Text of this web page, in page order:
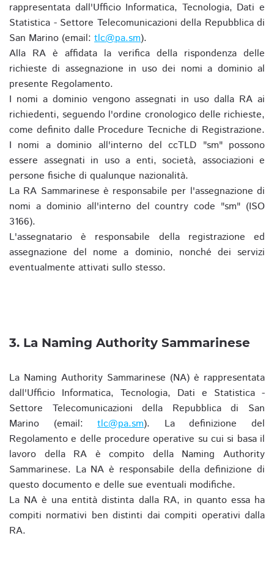
rappresentata dall'Ufficio Informatica, Tecnologia, Dati e
Statistica - Settore Telecomunicazioni della Repubblica di
San Marino (email: tlc@pa.sm).
Alla RA è affidata la verifica della rispondenza delle
richieste di assegnazione in uso dei nomi a dominio al
presente Regolamento.
I nomi a dominio vengono assegnati in uso dalla RA ai
richiedenti, seguendo l'ordine cronologico delle richieste,
come definito dalle Procedure Tecniche di Registrazione.
I nomi a dominio all'interno del ccTLD "sm" possono
essere assegnati in uso a enti, società, associazioni e
persone fisiche di qualunque nazionalità.
La RA Sammarinese è responsabile per l'assegnazione di
nomi a dominio all'interno del country code "sm" (ISO
3166).
L'assegnatario è responsabile della registrazione ed
assegnazione del nome a dominio, nonché dei servizi
eventualmente attivati sullo stesso.
3. La Naming Authority Sammarinese
La Naming Authority Sammarinese (NA) è rappresentata
dall'Ufficio Informatica, Tecnologia, Dati e Statistica -
Settore Telecomunicazioni della Repubblica di San
Marino (email:tlc@pa.sm). La definizione del
Regolamento e delle procedure operative su cui si basa il
lavoro della RA è compito della Naming Authority
Sammarinese. La NA è responsabile della definizione di
questo documento e delle sue eventuali modifiche.
La NA è una entità distinta dalla RA, in quanto essa ha
compiti normativi ben distinti dai compiti operativi dalla
RA.